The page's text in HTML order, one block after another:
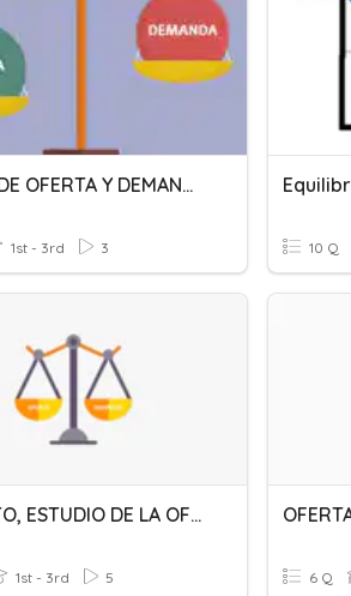
ANÁLISIS DE OFERTA Y DEMANDA
1st - 3rd 3 10 Q
PRODUCTO, ESTUDIO DE LA OFERTA Y DEMANDA
1st - 3rd 5 6 Q